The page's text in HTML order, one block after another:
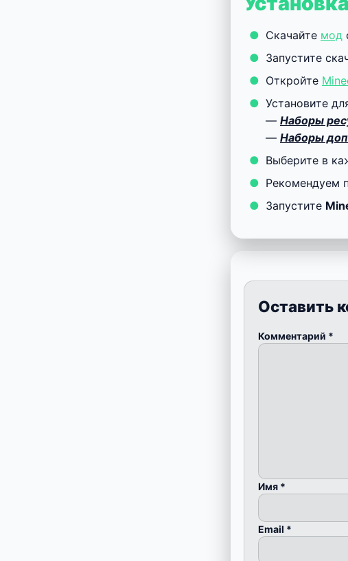
Скачайте мод
Запустите
Откройте
Установите
— Наборы
— Наборы
Выберите в
Рекомендуем
Запустите
Оставить
Комментарий *
Имя *
Email *